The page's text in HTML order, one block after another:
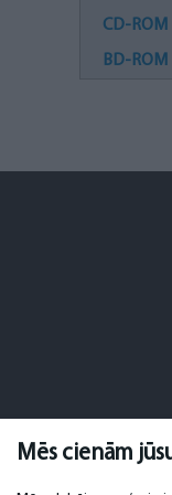
Mēs cienām
CD-ROM
BD-ROM